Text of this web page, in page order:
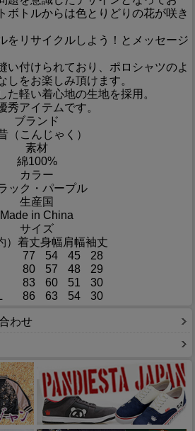
ボトルからは色とりどりの花が咲き
をリサイクルしよう！とメッセージ
い付けられており、ポロシャツのよ
しをお楽しみ頂けます。
た軽い着心地の生地を採用。
秀アイテムです。
ブランド
（こんじゃく）
素材
綿100%
カラー
ック・パープル
生産国
Made in China
サイズ
） 着丈身幅肩幅袖丈
77 54 45
28
80 57 48
29
83 60 51
30
86 63 54 30
わせ